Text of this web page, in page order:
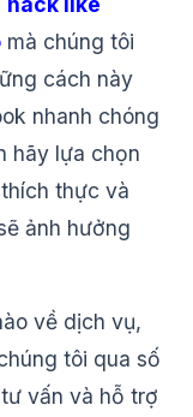
mà chúng tôi
cách này
nhanh chóng
hãy lựa chọn
thực và
ảnh hưởng
về dịch vụ,
tôi qua số
vấn và hỗ trợ